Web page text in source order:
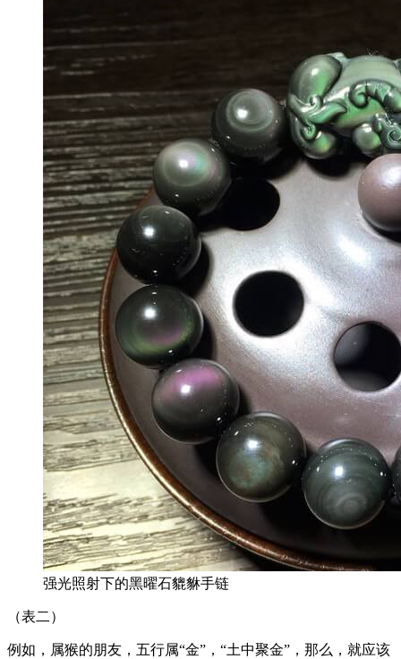
强光照射下的黑曜石貔貅手链
（表二）
例如，属猴的朋友，五行属“金”，“土中聚金”，那么，就应该